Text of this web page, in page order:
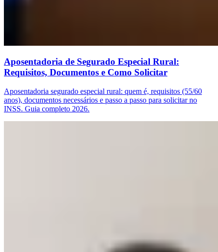
Aposentadoria de Segurado Especial Rural:
Requisitos, Documentos e Como Solicitar
Aposentadoria segurado especial rural: quem é, requisitos (55/60
anos), documentos necessários e passo a passo para solicitar no
INSS. Guia completo 2026.